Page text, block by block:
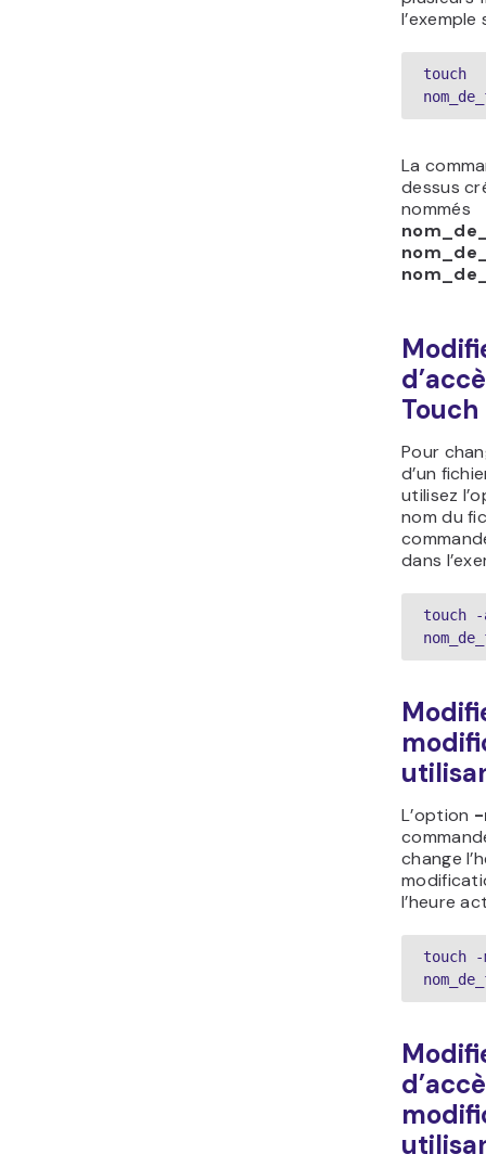
l’exemple
touch
La
dessus
nommés
Touch
Pour
d’un
utilisez
nom du
dans
touch -
L’option
change
l’heure
touch -